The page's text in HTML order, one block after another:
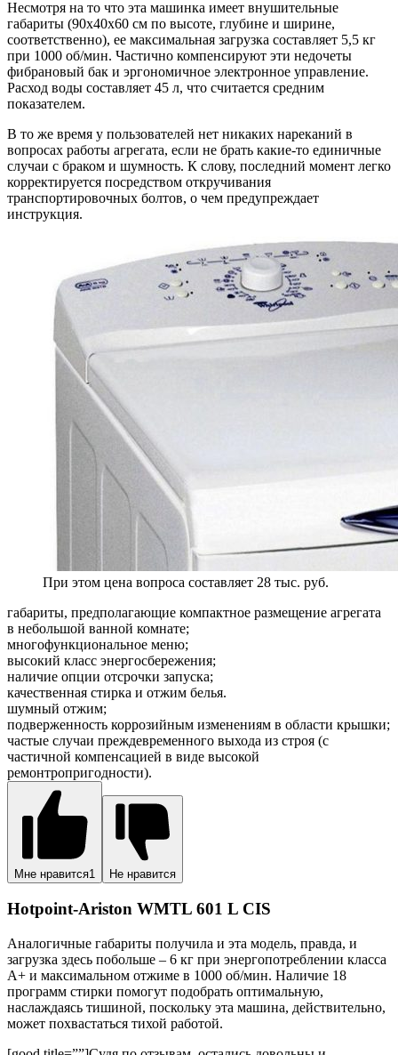
Несмотря на то что эта машинка имеет внушительные
габариты (90x40x60 см по высоте, глубине и ширине,
соответственно), ее максимальная загрузка составляет 5,5 кг
при 1000 об/мин. Частично компенсируют эти недочеты
фибрановый бак и эргономичное электронное управление.
Расход воды составляет 45 л, что считается средним
показателем.
В то же время у пользователей нет никаких нареканий в
вопросах работы агрегата, если не брать какие-то единичные
случаи с браком и шумность. К слову, последний момент легко
корректируется посредством откручивания
транспортировочных болтов, о чем предупреждает
инструкция.
При этом цена вопроса составляет 28 тыс. руб.
габариты, предполагающие компактное размещение агрегата
в небольшой ванной комнате;
многофункциональное меню;
высокий класс энергосбережения;
наличие опции отсрочки запуска;
качественная стирка и отжим белья.
шумный отжим;
подверженность коррозийным изменениям в области крышки;
частые случаи преждевременного выхода из строя (с
частичной компенсацией в виде высокой
ремонтропригодности).
Мне нравится1 Не нравится
Hotpoint-Ariston WMTL 601 L CIS
Аналогичные габариты получила и эта модель, правда, и
загрузка здесь побольше – 6 кг при энергопотреблении класса
A+ и максимальном отжиме в 1000 об/мин. Наличие 18
программ стирки помогут подобрать оптимальную,
наслаждаясь тишиной, поскольку эта машина, действительно,
может похвастаться тихой работой.